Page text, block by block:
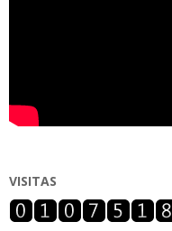
VISITAS